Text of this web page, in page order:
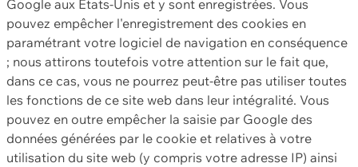
Google aux États-Unis et y sont enregistrées. Vous
pouvez empêcher l'enregistrement des cookies en
paramétrant votre logiciel de navigation en conséquence
; nous attirons toutefois votre attention sur le fait que,
dans ce cas, vous ne pourrez peut-être pas utiliser toutes
les fonctions de ce site web dans leur intégralité. Vous
pouvez en outre empêcher la saisie par Google des
données générées par le cookie et relatives à votre
utilisation du site web (y compris votre adresse IP) ainsi